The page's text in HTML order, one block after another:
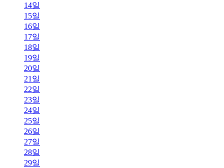
14일
15일
16일
17일
18일
19일
20일
21일
22일
23일
24일
25일
26일
27일
28일
29일